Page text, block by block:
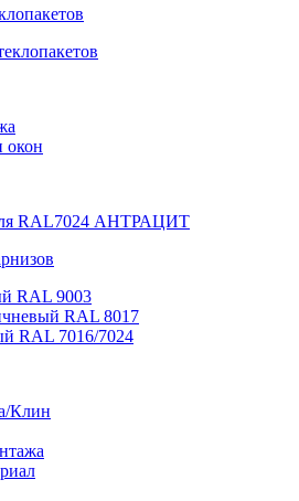
окон
RAL7024 АНТРАЦИТ
RAL 9003
RAL 8017
RAL 7016/7024
Клин